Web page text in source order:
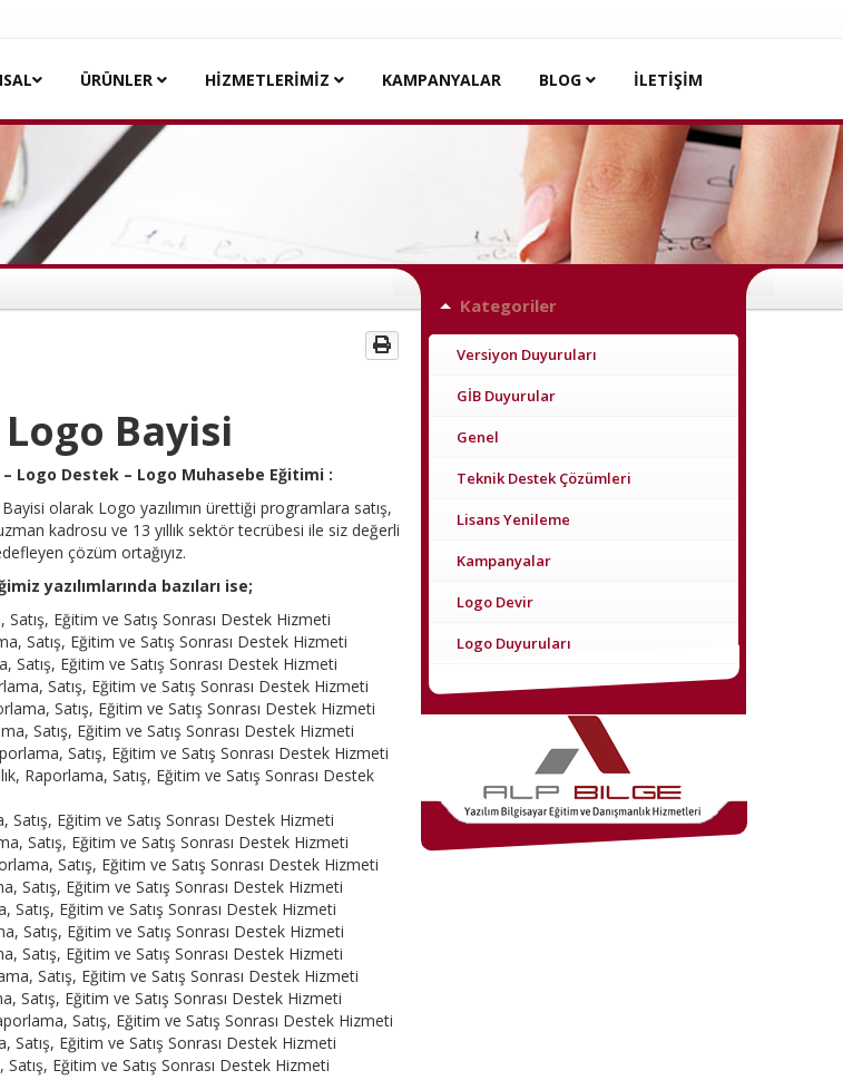
ÜRÜNLER HİZMETLERİMİZ KAMPANYALAR BLOG İLETİŞİM
Bayisi
Logo Destek – Logo Muhasebe Eğitimi :
olarak Logo yazılımın ürettiği programlara satış,
kadrosu ve 13 yıllık sektör tecrübesi ile siz değerli
çözüm ortağıyız.
yazılımlarında bazıları ise;
Eğitim ve Satış Sonrası Destek Hizmeti
Satış, Eğitim ve Satış Sonrası Destek Hizmeti
Eğitim ve Satış Sonrası Destek Hizmeti
Satış, Eğitim ve Satış Sonrası Destek Hizmeti
Satış, Eğitim ve Satış Sonrası Destek Hizmeti
Satış, Eğitim ve Satış Sonrası Destek Hizmeti
Satış, Eğitim ve Satış Sonrası Destek Hizmeti
Raporlama, Satış, Eğitim ve Satış Sonrası Destek
Eğitim ve Satış Sonrası Destek Hizmeti
Satış, Eğitim ve Satış Sonrası Destek Hizmeti
Satış, Eğitim ve Satış Sonrası Destek Hizmeti
Satış, Eğitim ve Satış Sonrası Destek Hizmeti
Eğitim ve Satış Sonrası Destek Hizmeti
Satış, Eğitim ve Satış Sonrası Destek Hizmeti
Satış, Eğitim ve Satış Sonrası Destek Hizmeti
Satış, Eğitim ve Satış Sonrası Destek Hizmeti
Satış, Eğitim ve Satış Sonrası Destek Hizmeti
Satış, Eğitim ve Satış Sonrası Destek Hizmeti
Eğitim ve Satış Sonrası Destek Hizmeti
Eğitim ve Satış Sonrası Destek Hizmeti
Kategoriler
Versiyon Duyuruları
GİB Duyurular
Genel
Teknik Destek Çözümleri
Lisans Yenileme
Kampanyalar
Logo Devir
Logo Duyuruları